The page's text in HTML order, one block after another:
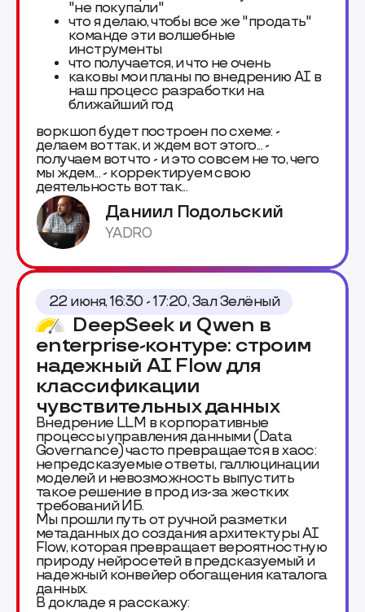
"не покупали"
что я делаю, чтобы все же "продать"
команде эти волшебные
инструменты
что получается, и что не очень
каковы мои планы по внедрению AI в
наш процесс разработки на
ближайший год
воркшоп будет построен по схеме: -
делаем вот так, и ждем вот этого... -
получаем вот что - и это совсем не то, чего
мы ждем... - корректируем свою
деятельность вот так...
Даниил Подольский
YADRO
22 июня, 16:30 - 17:20, Зал Зелёный
DeepSeek и Qwen в
enterprise-контуре: строим
надежный AI Flow для
классификации
чувствительных данных
Внедрение LLM в корпоративные
процессы управления данными (Data
Governance) часто превращается в хаос:
непредсказуемые ответы, галлюцинации
моделей и невозможность выпустить
такое решение в прод из-за жестких
требований ИБ.
Мы прошли путь от ручной разметки
метаданных до создания архитектуры AI
Flow, которая превращает вероятностную
природу нейросетей в предсказуемый и
надежный конвейер обогащения каталога
данных.
В докладе я расскажу: